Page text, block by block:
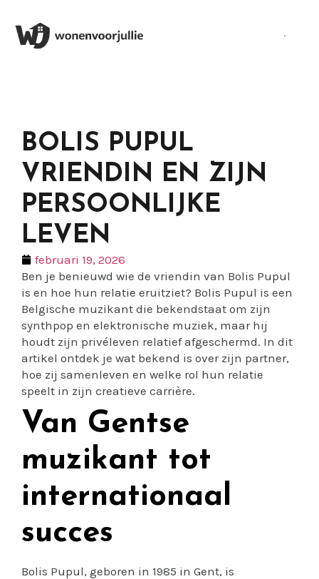
BOLIS PUPUL
VRIENDIN EN ZIJN
PERSOONLIJKE
LEVEN
februari 19, 2026
Ben je benieuwd wie de vriendin van Bolis Pupul
is en hoe hun relatie eruitziet? Bolis Pupul is een
Belgische muzikant die bekendstaat om zijn
synthpop en elektronische muziek, maar hij
houdt zijn privéleven relatief afgeschermd. In dit
artikel ontdek je wat bekend is over zijn partner,
hoe zij samenleven en welke rol hun relatie
speelt in zijn creatieve carrière.
Van Gentse
muzikant tot
internationaal
succes
Bolis Pupul, geboren in 1985 in Gent, is